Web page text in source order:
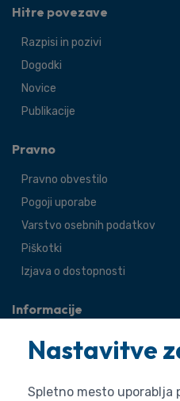
Hitre povezave
Razpisi in pozivi
Dogodki
Novice
Publikacije
Pravno
Pravno obvestilo
Pogoji uporabe
Varstvo osebnih podatkov
Piškotki
Izjava o dostopnosti
Informacije
O agenciji
Splošne zadeve
Pravne zadeve
Nastavitve
Spletno mesto uporablja